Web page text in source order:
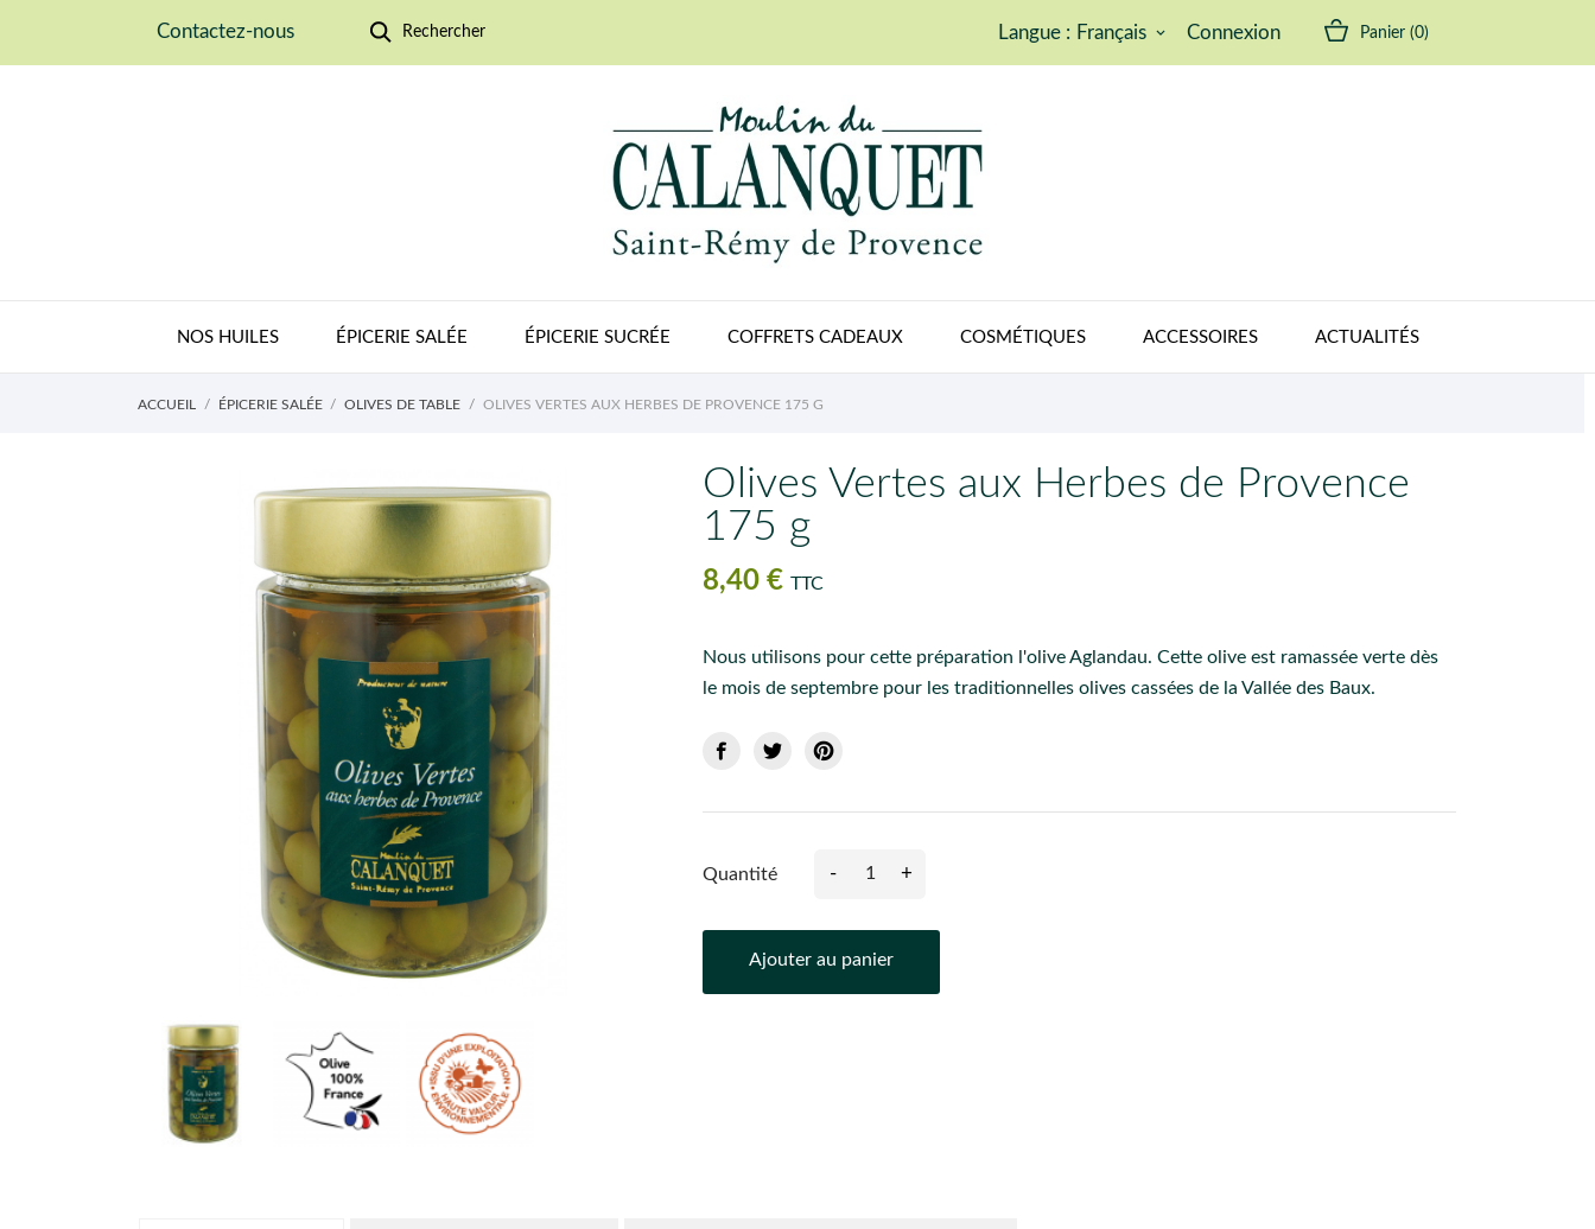
Contactez-nous Rechercher Langue : Français keyboard_arrow_down Connexion Panier (0)
NOS HUILES ÉPICERIE SALÉE ÉPICERIE SUCRÉE COFFRETS CADEAUX COSMÉTIQUES ACCESSOIRES ACTUALITÉS
ACCUEIL ÉPICERIE SALÉE OLIVES DE TABLE OLIVES VERTES AUX HERBES DE PROVENCE 175 G
Olives Vertes aux Herbes de Provence
175 g
8,40 € TTC
Nous utilisons pour cette préparation l'olive Aglandau. Cette olive est ramassée verte dès
le mois de septembre pour les traditionnelles olives cassées de la Vallée des Baux.
Quantité - +
Ajouter au panier